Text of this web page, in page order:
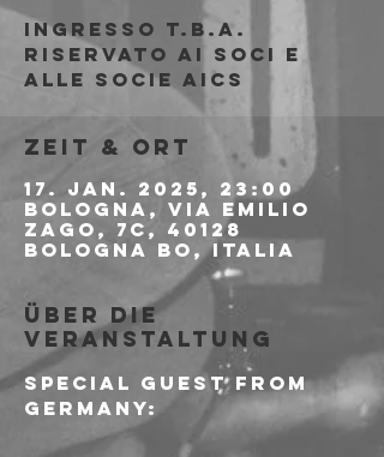
Ingresso t.b.a.
riservato ai soci e
alle socie AICS
Zeit & Ort
17. Jan. 2025, 23:00
Bologna, Via Emilio
Zago, 7c, 40128
Bologna BO, Italia
Über die
Veranstaltung
Special guest from
Germany: